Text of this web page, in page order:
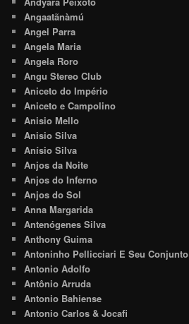
Angaatãnàmú
Angel Parra
Angela Maria
Angela Roro
Angu Stereo Club
Aniceto do Império
Aniceto e Campolino
Anisio Mello
Anisio Silva
Anísio Silva
Anjos da Noite
Anjos do Inferno
Anjos do Sol
Anna Margarida
Antenógenes Silva
Anthony Guima
Antoninho Pellicciari E Seu Conjunto
Antonio Adolfo
Antônio Arruda
Antonio Bahiense
Antonio Carlos & Jocafi